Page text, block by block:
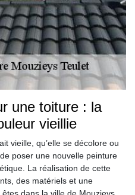
une toiture : la
vieillie
vieille, qu’elle se décolore ou
poser une nouvelle peinture
La réalisation de cette
des matériels et une